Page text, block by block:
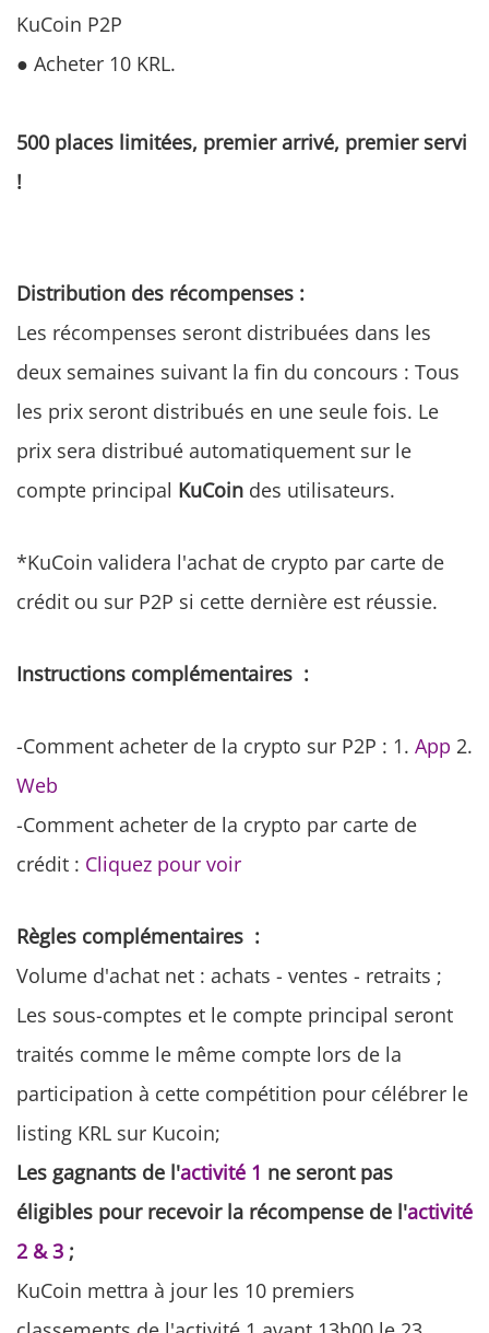
KuCoin P2P
● Acheter 10 KRL.
500 places limitées, premier arrivé, premier servi
!
Distribution des récompenses :
Les récompenses seront distribuées dans les
deux semaines suivant la fin du concours : Tous
les prix seront distribués en une seule fois. Le
prix sera distribué automatiquement sur le
compte principal KuCoin des utilisateurs.
*KuCoin validera l'achat de crypto par carte de
crédit ou sur P2P si cette dernière est réussie.
Instructions complémentaires :
-Comment acheter de la crypto sur P2P : 1. App 2.
Web
-Comment acheter de la crypto par carte de
crédit : Cliquez pour voir
Règles complémentaires :
Volume d'achat net : achats - ventes - retraits ;
Les sous-comptes et le compte principal seront
traités comme le même compte lors de la
participation à cette compétition pour célébrer le
listing KRL sur Kucoin;
Les gagnants de l'activité 1 ne seront pas
éligibles pour recevoir la récompense de l'activité
2 & 3 ;
KuCoin mettra à jour les 10 premiers